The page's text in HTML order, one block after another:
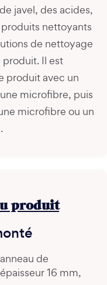
javel, des acides,
nettoyants
de nettoyage
produit. Il est
produit avec un
microfibre, puis
microfibre ou un
produit
de
16 mm,